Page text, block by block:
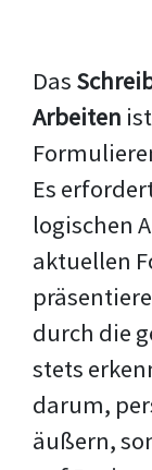
Das
Arbeiten
Es
logischen
aktuellen
durch die
stets
darum,
äußern,